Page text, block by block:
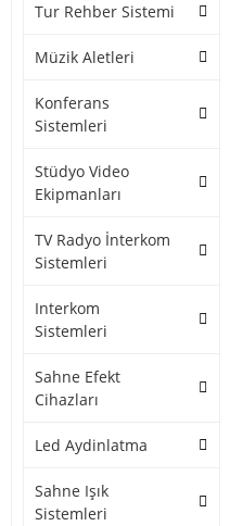
Tur Rehber Sistemi
Müzik Aletleri
Konferans
Sistemleri
Stüdyo Video
Ekipmanları
TV Radyo İnterkom
Sistemleri
Interkom
Sistemleri
Sahne Efekt
Cihazları
Led Aydinlatma
Sahne Işık
Sistemleri